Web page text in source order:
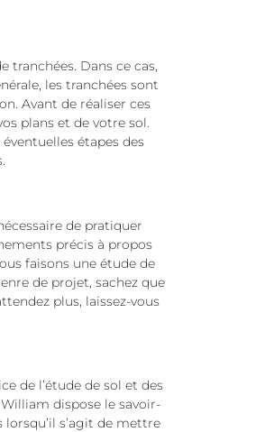
tranchées. Dans ce cas,
les tranchées sont
Avant de réaliser ces
plans et de votre sol.
étapes des
de pratiquer
précis à propos
faisons une étude de
de projet, sachez que
plus, laissez-vous
de l’étude de sol et des
dispose le savoir-
s’agit de mettre